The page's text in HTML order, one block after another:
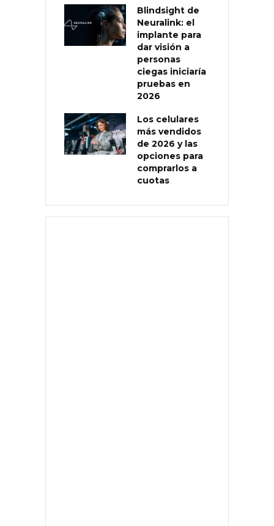
Blindsight de
Neuralink: el
implante para
dar visión a
personas
ciegas iniciaría
pruebas en
2026
Los celulares
más vendidos
de 2026 y las
opciones para
comprarlos a
cuotas